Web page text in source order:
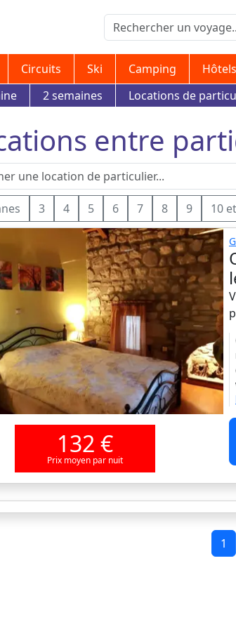
Circuits Ski Camping Hôtels
2 semaines Locations de
entre
3 4 5 6 7 8 9 10
132 €
Prix moyen par nuit
1